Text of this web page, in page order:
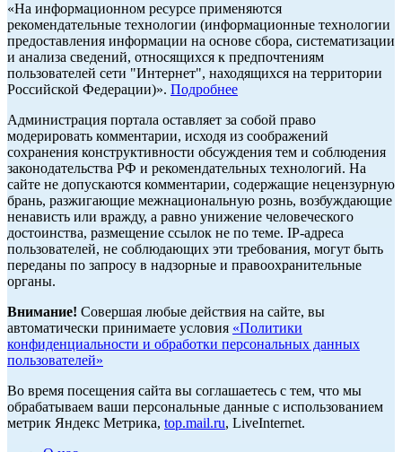
«На информационном ресурсе применяются
рекомендательные технологии (информационные технологии
предоставления информации на основе сбора, систематизации
и анализа сведений, относящихся к предпочтениям
пользователей сети "Интернет", находящихся на территории
Российской Федерации)». Подробнее
Администрация портала оставляет за собой право
модерировать комментарии, исходя из соображений
сохранения конструктивности обсуждения тем и соблюдения
законодательства РФ и рекомендательных технологий. На
сайте не допускаются комментарии, содержащие нецензурную
брань, разжигающие межнациональную рознь, возбуждающие
ненависть или вражду, а равно унижение человеческого
достоинства, размещение ссылок не по теме. IP-адреса
пользователей, не соблюдающих эти требования, могут быть
переданы по запросу в надзорные и правоохранительные
органы.
Внимание! Совершая любые действия на сайте, вы
автоматически принимаете условия «Политики
конфиденциальности и обработки персональных данных
пользователей»
Во время посещения сайта вы соглашаетесь с тем, что мы
обрабатываем ваши персональные данные с использованием
метрик Яндекс Метрика, top.mail.ru, LiveInternet.